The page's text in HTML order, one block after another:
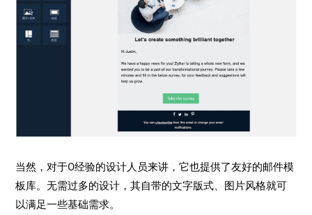
当然，对于0经验的设计人员来讲，它也提供了友好的邮件模
板库。无需过多的设计，其自带的文字版式、图片风格就可
以满足一些基础需求。